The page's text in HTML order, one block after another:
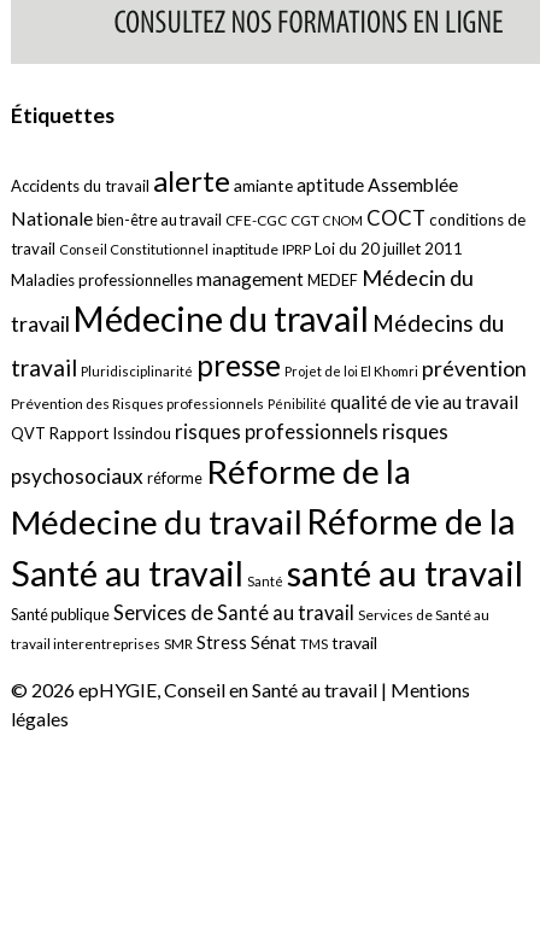
Étiquettes
Accidents du travail alerte amianteaptitudeAssemblée
Nationale bien-être au travail CFE-CGC CGT CNOM COCT conditions de
travail Conseil Constitutionnel inaptitude IPRP Loi du 20 juillet 2011
Maladies professionnellesmanagement MEDEF Médecin du
travail Médecine du travail Médecins du
travail Pluridisciplinarité presse Projet de loi El Khomri prévention
Prévention des Risques professionnels Pénibilité qualité de vie au travail
QVT Rapport Issindou risques professionnels risques
psychosociaux réforme Réforme de la
Médecine du travail Réforme de la
Santé au travail Santé santé au travail
Santé publiqueServices de Santé au travail Services de Santé au
travail interentreprises SMR Stress Sénat TMS travail
© 2026 epHYGIE, Conseil en Santé au travail | Mentions
légales